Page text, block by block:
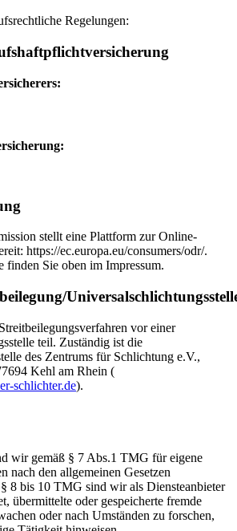
Regelungen:
stellt eine Plattform zur Online-
https://ec.europa.eu/consumers/odr/.
finden Sie oben im Impressum.
vor einer
teil. Zuständig ist die
des Zentrums für Schlichtung e.V.,
Kehl am Rhein (
schlichter.de).
wir gemäß § 7 Abs.1 TMG für eigene
nach den allgemeinen Gesetzen
8 bis 10 TMG sind wir als Diensteanbieter
übermittelte oder gespeicherte fremde
oder nach Umständen zu forschen,